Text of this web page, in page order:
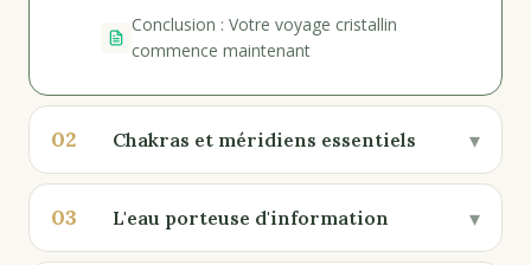
Conclusion : Votre voyage cristallin
commence maintenant
02 Chakras et méridiens essentiels ▾
03 L'eau porteuse d'information ▾